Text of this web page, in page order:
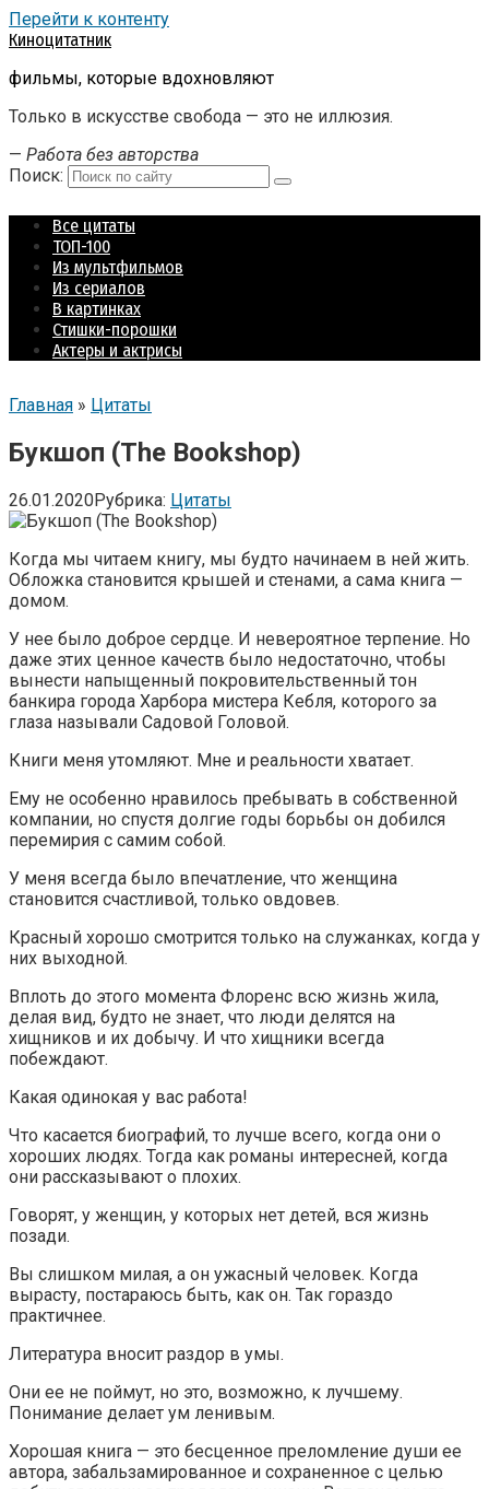
Перейти к контенту
Киноцитатник
фильмы, которые вдохновляют
Только в искусстве свобода — это не иллюзия.
— Работа без авторства
Поиск:
Все цитаты
ТОП-100
Из мультфильмов
Из сериалов
В картинках
Стишки-порошки
Актеры и актрисы
Главная » Цитаты
Букшоп (The Bookshop)
26.01.2020Рубрика: Цитаты
Когда мы читаем книгу, мы будто начинаем в ней жить.
Обложка становится крышей и стенами, а сама книга —
домом.
У нее было доброе сердце. И невероятное терпение. Но
даже этих ценное качеств было недостаточно, чтобы
вынести напыщенный покровительственный тон
банкира города Харбора мистера Кебля, которого за
глаза называли Садовой Головой.
Книги меня утомляют. Мне и реальности хватает.
Ему не особенно нравилось пребывать в собственной
компании, но спустя долгие годы борьбы он добился
перемирия с самим собой.
У меня всегда было впечатление, что женщина
становится счастливой, только овдовев.
Красный хорошо смотрится только на служанках, когда у
них выходной.
Вплоть до этого момента Флоренс всю жизнь жила,
делая вид, будто не знает, что люди делятся на
хищников и их добычу. И что хищники всегда
побеждают.
Какая одинокая у вас работа!
Что касается биографий, то лучше всего, когда они о
хороших людях. Тогда как романы интересней, когда
они рассказывают о плохих.
Говорят, у женщин, у которых нет детей, вся жизнь
позади.
Вы слишком милая, а он ужасный человек. Когда
вырасту, постараюсь быть, как он. Так гораздо
практичнее.
Литература вносит раздор в умы.
Они ее не поймут, но это, возможно, к лучшему.
Понимание делает ум ленивым.
Хорошая книга — это бесценное преломление души ее
автора, забальзамированное и сохраненное с целью